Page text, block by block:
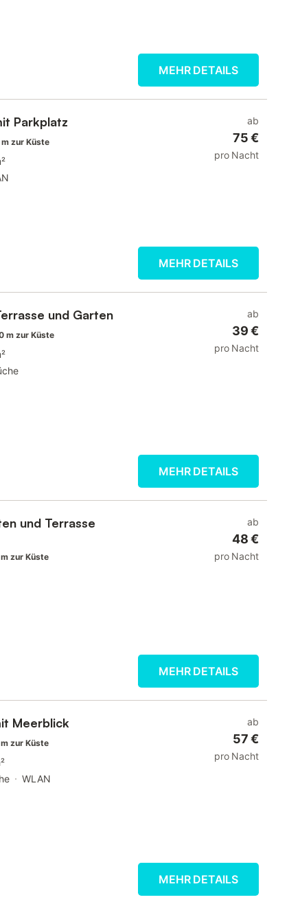
MEHR DETAILS
Parkplatz
zur Küste
ab
75 €
pro Nacht
MEHR DETAILS
und Garten
m zur Küste
ab
39 €
pro Nacht
MEHR DETAILS
und Terrasse
zur Küste
ab
48 €
pro Nacht
MEHR DETAILS
Meerblick
zur Küste
WLAN
ab
57 €
pro Nacht
MEHR DETAILS